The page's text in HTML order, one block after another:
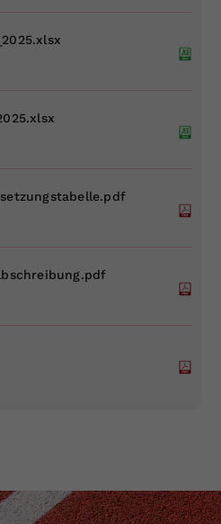
Unter anderem eine
ID, für die
Betreiber dies eingestellt